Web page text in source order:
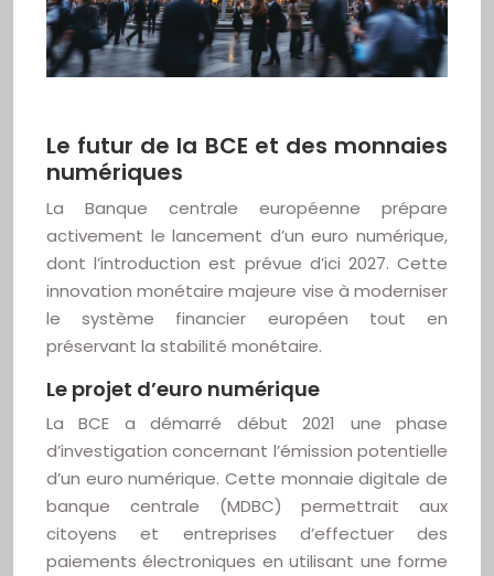
Le futur de la BCE et des monnaies
numériques
La Banque centrale européenne prépare
activement le lancement d’un euro numérique,
dont l’introduction est prévue d’ici 2027. Cette
innovation monétaire majeure vise à moderniser
le système financier européen tout en
préservant la stabilité monétaire.
Le projet d’euro numérique
La BCE a démarré début 2021 une phase
d’investigation concernant l’émission potentielle
d’un euro numérique. Cette monnaie digitale de
banque centrale (MDBC) permettrait aux
citoyens et entreprises d’effectuer des
paiements électroniques en utilisant une forme